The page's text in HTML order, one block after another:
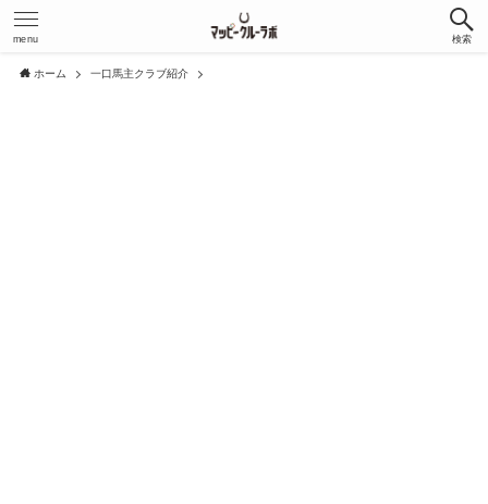
検索
menu
ホーム 一口馬主クラブ紹介